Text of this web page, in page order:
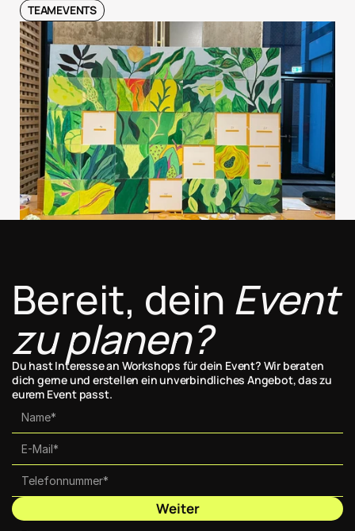
TEAMEVENTS
Bereit, dein Event
zu planen?
Du hast Interesse an Workshops für dein Event? Wir beraten
dich gerne und erstellen ein unverbindliches Angebot, das zu
eurem Event passt.
Weiter